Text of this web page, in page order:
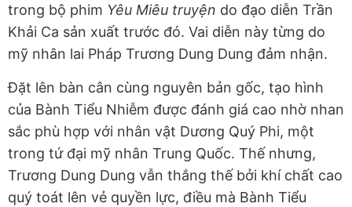
trong bộ phim Yêu Miêu truyện do đạo diễn Trần
Khải Ca sản xuất trước đó. Vai diễn này từng do
mỹ nhân lai Pháp Trương Dung Dung đảm nhận.
Đặt lên bàn cân cùng nguyên bản gốc, tạo hình
của Bành Tiểu Nhiễm được đánh giá cao nhờ nhan
sắc phù hợp với nhân vật Dương Quý Phi, một
trong tứ đại mỹ nhân Trung Quốc. Thế nhưng,
Trương Dung Dung vẫn thắng thế bởi khí chất cao
quý toát lên vẻ quyền lực, điều mà Bành Tiểu